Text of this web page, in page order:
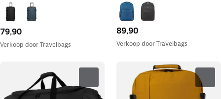
79,90
Verkoop doorTravelbags
89,90
Verkoop doorTravelbags